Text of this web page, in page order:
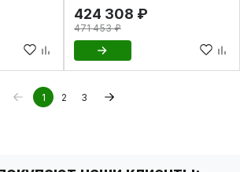
424 308 ₽
471 453 ₽
1 2 3